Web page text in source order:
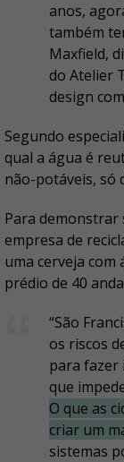
anos,
também
Maxfield,
do Atelier
design
Segundo
qual a água é
não-potáveis, só
Para demonstrar
empresa de
uma cerveja
prédio de 40
“São
os riscos
para fazer
que
O que as
criar um
sistemas